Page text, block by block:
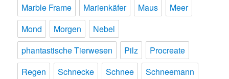
Marble Frame
Marienkäfer Maus
Meer
Mond
Morgen
Nebel
phantastische Tierwesen
Pilz
Procreate
Regen
Schnecke Schnee
Schneemann